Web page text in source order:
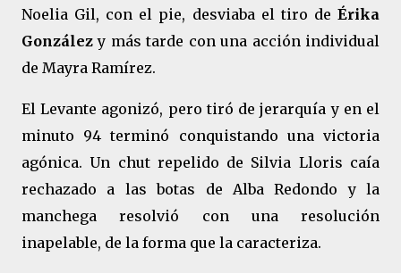
Noelia Gil, con el pie, desviaba el tiro de Érika
González y más tarde con una acción individual
de Mayra Ramírez.
El Levante agonizó, pero tiró de jerarquía y en el
minuto 94 terminó conquistando una victoria
agónica. Un chut repelido de Silvia Lloris caía
rechazado a las botas de Alba Redondo y la
manchega resolvió con una resolución
inapelable, de la forma que la caracteriza.